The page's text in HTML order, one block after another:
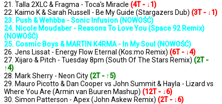
21. Talla 2XLC & Fragma - Toca's Miracle (4T - ↓1)
22. Kaimo K & Sarah Russell - Be My Guide (Stargazers Dub) (3T - ↓1)
23. Push & Wehbba - Sonic Infusion (NOWOŚĆ)
24. Nicole Moudaber - Reasons To Love You (Space 92 Remix)
(NOWOŚĆ)
25. Cosmic Boys & MARTIN K4RMA - In My Soul (NOWOŚĆ)
26. Jens Lissat - Energy Flow Eternal (Kos:mo Remix) (6T - ↓4)
27. Xijaro & Pitch - Tuesday 8pm (South Of The Stars Remix) (2T -
↑4)
28. Mark Sherry - Neon City (2T - ↑5)
29. Mauro Picotto & Dan Cooper vs John Summit & Hayla - Lizard vs
Where You Are (Armin van Buuren Mashup) (12T - ↓6)
30. Simon Patterson - Apex (John Askew Remix) (2T - ↓6)